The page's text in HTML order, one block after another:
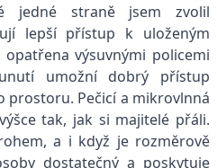
jedné straně jsem zvolil
lepší přístup k uloženým
výsuvnými policemi
umožní dobrý přístup
prostoru. Pečicí a mikrovlnná
tak, jak si majitelé přáli.
a i když je rozměrově
dostatečný a poskytuje